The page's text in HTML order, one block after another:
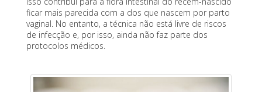
ficar mais parecida com a dos que nascem por parto
vaginal. No entanto, a técnica não está livre de riscos
de infecção e, por isso, ainda não faz parte dos
protocolos médicos.